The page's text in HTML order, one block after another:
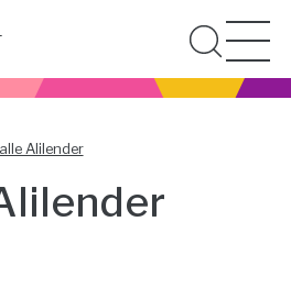
Alilender